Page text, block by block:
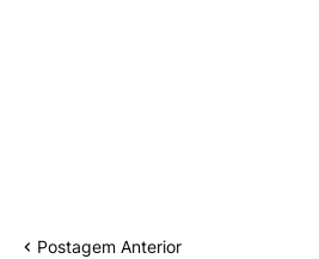
Postagem Anterior